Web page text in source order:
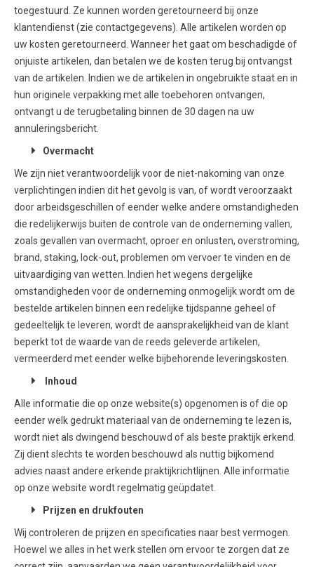
toegestuurd. Ze kunnen worden geretourneerd bij onze
klantendienst (zie contactgegevens). Alle artikelen worden op
uw kosten geretourneerd. Wanneer het gaat om beschadigde of
onjuiste artikelen, dan betalen we de kosten terug bij ontvangst
van de artikelen. Indien we de artikelen in ongebruikte staat en in
hun originele verpakking met alle toebehoren ontvangen,
ontvangt u de terugbetaling binnen de 30 dagen na uw
annuleringsbericht.
Overmacht
We zijn niet verantwoordelijk voor de niet-nakoming van onze
verplichtingen indien dit het gevolg is van, of wordt veroorzaakt
door arbeidsgeschillen of eender welke andere omstandigheden
die redelijkerwijs buiten de controle van de onderneming vallen,
zoals gevallen van overmacht, oproer en onlusten, overstroming,
brand, staking, lock-out, problemen om vervoer te vinden en de
uitvaardiging van wetten. Indien het wegens dergelijke
omstandigheden voor de onderneming onmogelijk wordt om de
bestelde artikelen binnen een redelijke tijdspanne geheel of
gedeeltelijk te leveren, wordt de aansprakelijkheid van de klant
beperkt tot de waarde van de reeds geleverde artikelen,
vermeerderd met eender welke bijbehorende leveringskosten.
Inhoud
Alle informatie die op onze website(s) opgenomen is of die op
eender welk gedrukt materiaal van de onderneming te lezen is,
wordt niet als dwingend beschouwd of als beste praktijk erkend.
Zij dient slechts te worden beschouwd als nuttig bijkomend
advies naast andere erkende praktijkrichtlijnen. Alle informatie
op onze website wordt regelmatig geüpdatet.
Prijzen en drukfouten
Wij controleren de prijzen en specificaties naar best vermogen.
Hoewel we alles in het werk stellen om ervoor te zorgen dat ze